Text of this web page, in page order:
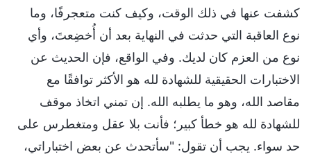
كشفت عنها في ذلك الوقت، وكيف كنت متعجرفًا، وما
نوع العاقبة التي حدثت في النهاية بعد أن أُخضِعتَ، وأي
نوع من العزم كان لديك. وفي الواقع، فإن الحديث عن
الاختبارات الحقيقية للشهادة لله هو الأكثر توافقًا مع
مقاصد الله، وهو ما يطلبه الله. إن تمني اتخاذ موقف
للشهادة لله هو خطأ كبير؛ فأنت بلا عقل ومتغطرس على
حد سواء. يجب أن تقول: "سأتحدث عن بعض اختباراتي،